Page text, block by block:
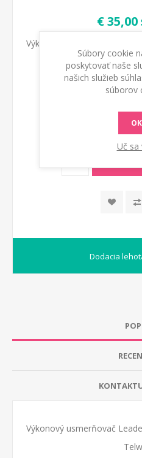
€ 35,00
Výkonový usmerňovač
Dodacia
Výkonový usmerňovač
Súbory cookie
poskytovať naše
našich služieb
súborov
OK
Uč sa